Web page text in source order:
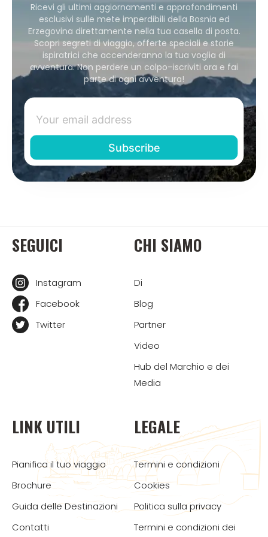
Ricevi gli ultimi aggiornamenti e approfondimenti
esclusivi sulle mete imperdibili della Bosnia ed
Erzegovina direttamente nella tua casella di posta.
Scopri segreti di viaggio, offerte speciali e storie
ispiratrici che accenderanno la tua voglia di
avventura. Non perdere un colpo–iscriviti ora e fai
parte di ogni avventura!
SEGUICI
Instagram
Facebook
Twitter
CHI SIAMO
Di
Blog
Partner
Video
Hub del Marchio e dei
Media
LINK UTILI
Pianifica il tuo viaggio
Brochure
Guida delle Destinazioni
Contatti
LEGALE
Termini e condizioni
Cookies
Politica sulla privacy
Termini e condizioni dei